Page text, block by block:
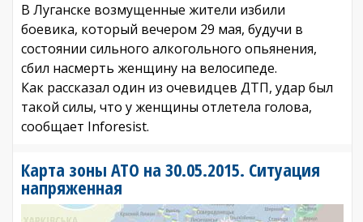
В Луганске возмущенные жители избили
боевика, который вечером 29 мая, будучи в
состоянии сильного алкогольного опьянения,
сбил насмерть женщину на велосипеде.
Как рассказал один из очевидцев ДТП, удар был
такой силы, что у женщины отлетела голова,
сообщает Inforesist.
Карта зоны АТО на 30.05.2015. Ситуация
напряженная